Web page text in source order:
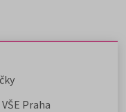
Praha